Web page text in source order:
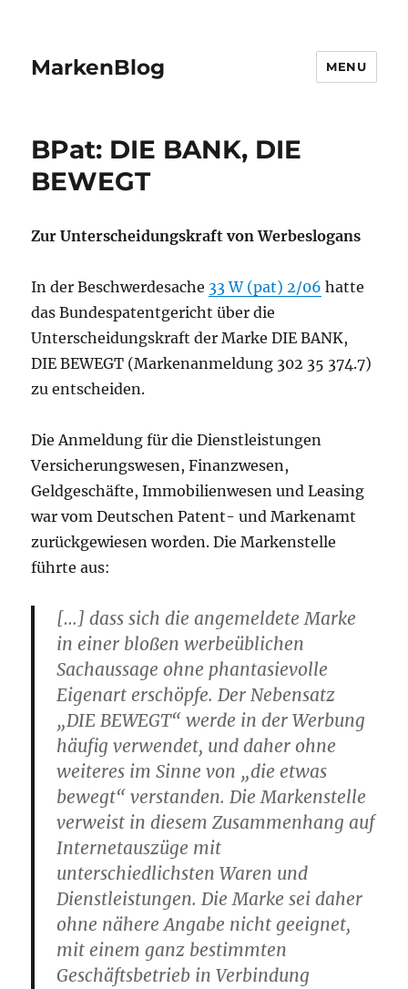
MarkenBlog MENU
BPat: DIE BANK, DIE
BEWEGT
Zur Unterscheidungskraft von Werbeslogans
In der Beschwerdesache 33 W (pat) 2/06 hatte
das Bundespatentgericht über die
Unterscheidungskraft der Marke DIE BANK,
DIE BEWEGT (Markenanmeldung 302 35 374.7)
zu entscheiden.
Die Anmeldung für die Dienstleistungen
Versicherungswesen, Finanzwesen,
Geldgeschäfte, Immobilienwesen und Leasing
war vom Deutschen Patent- und Markenamt
zurückgewiesen worden. Die Markenstelle
führte aus:
[…] dass sich die angemeldete Marke
in einer bloßen werbeüblichen
Sachaussage ohne phantasievolle
Eigenart erschöpfe. Der Nebensatz
„DIE BEWEGT“ werde in der Werbung
häufig verwendet, und daher ohne
weiteres im Sinne von „die etwas
bewegt“ verstanden. Die Markenstelle
verweist in diesem Zusammenhang auf
Internetauszüge mit
unterschiedlichsten Waren und
Dienstleistungen. Die Marke sei daher
ohne nähere Angabe nicht geeignet,
mit einem ganz bestimmten
Geschäftsbetrieb in Verbindung